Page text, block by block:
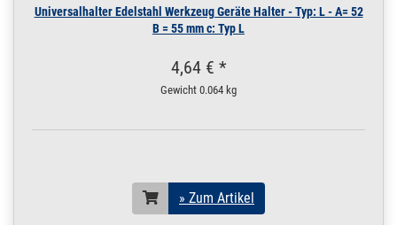
Universalhalter Edelstahl Werkzeug Geräte Halter - Typ: L - A= 52
B = 55 mm c: Typ L
4,64 € *
Gewicht 0.064 kg
» Zum Artikel